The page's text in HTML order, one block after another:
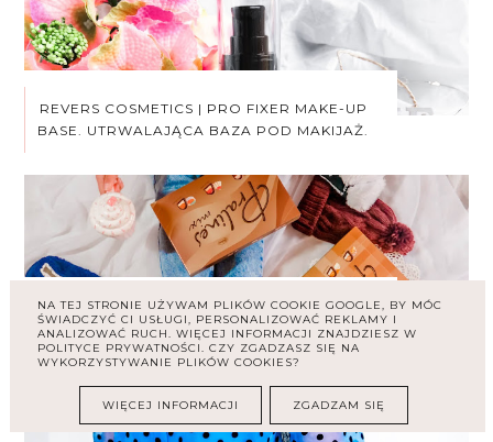
REVERS COSMETICS | PRO FIXER MAKE-UP
BASE. UTRWALAJĄCA BAZA POD MAKIJAŻ.
VOBRO CZEKOLADKI PRALINES MIX.
SŁODKI UPOMINEK NA KAŻDĄ OKAZJĘ.
NA TEJ STRONIE UŻYWAM PLIKÓW COOKIE GOOGLE, BY MÓC
ŚWIADCZYĆ CI USŁUGI, PERSONALIZOWAĆ REKLAMY I
ANALIZOWAĆ RUCH. WIĘCEJ INFORMACJI ZNAJDZIESZ W
POLITYCE PRYWATNOŚCI. CZY ZGADZASZ SIĘ NA
WYKORZYSTYWANIE PLIKÓW COOKIES?
WIĘCEJ INFORMACJI ZGADZAM SIĘ